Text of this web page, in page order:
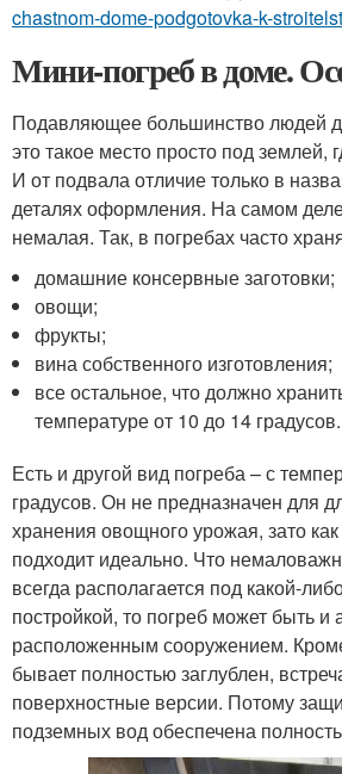
chastnom-dome-podgotovka-k-
Мини-погреб в доме.
Подавляющее большинство людей
это такое место просто под землей,
И от подвала отличие только в
деталях оформления. На самом
немалая. Так, в погребах часто
домашние консервные заготовки;
овощи;
фрукты;
вина собственного изготовления;
все остальное, что должно
температуре от 10 до 14 градусов.
Есть и другой вид погреба – с
градусов. Он не предназначен для
хранения овощного урожая, зато
подходит идеально. Что
всегда располагается под какой-
постройкой, то погреб может быть и
расположенным сооружением.
бывает полностью заглублен,
поверхностные версии. Потому
подземных вод обеспечена